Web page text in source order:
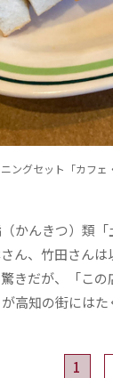
ングセット「カフ
かんきつ）類
ん、竹田さん
きだが、「こ
高知の街にはた
1